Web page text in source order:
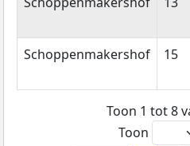
Schoppenmakershof 15
Toon 1 tot 8
Toon